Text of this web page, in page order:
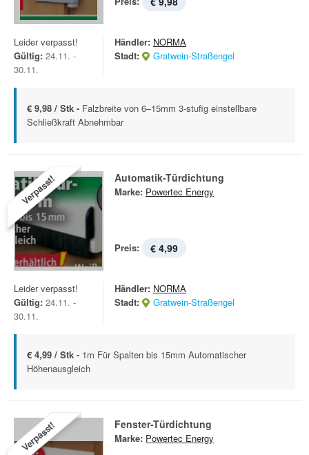
Leider verpasst!
Gültig: 24.11. -
30.11.
Händler: NORMA
Stadt:
Gratwein-Straßengel
€ 9,98 / Stk - Falzbreite von 6–15mm 3-stufig einstellbare
Schließkraft Abnehmbar
Verpasst! Automatik-Türdichtung
Marke: Powertec Energy
Preis: € 4,99
Leider verpasst!
Gültig: 24.11. -
30.11.
Händler: NORMA
Stadt:
Gratwein-Straßengel
€ 4,99 / Stk - 1m Für Spalten bis 15mm Automatischer
Höhenausgleich
Verpasst! Fenster-Türdichtung
Marke: Powertec Energy